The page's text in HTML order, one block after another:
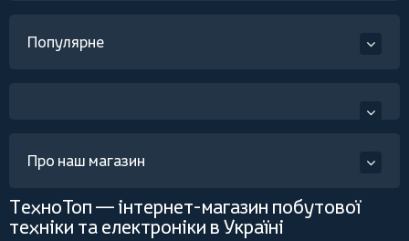
Популярне
Про наш магазин
ТехноТоп — інтернет-магазин побутової
техніки та електроніки в Україні